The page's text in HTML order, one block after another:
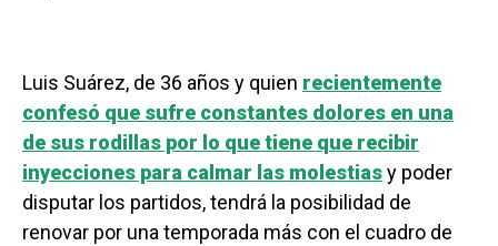
Luis Suárez, de 36 años y quien recientemente
confesó que sufre constantes dolores en una
de sus rodillas por lo que tiene que recibir
inyecciones para calmar las molestiasy poder
disputar los partidos, tendrá la posibilidad de
renovar por una temporada más con el cuadro de